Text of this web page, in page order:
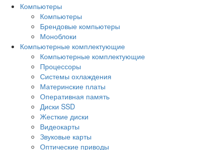
Компьютеры
Компьютеры
Брендовые компьютеры
Моноблоки
Компьютерные комплектующие
Компьютерные комплектующие
Процессоры
Системы охлаждения
Материнские платы
Оперативная память
Диски SSD
Жесткие диски
Видеокарты
Звуковые карты
Оптические приводы